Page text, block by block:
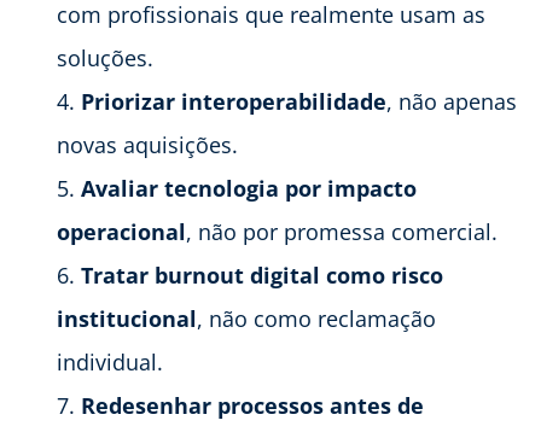
com profissionais que realmente usam as
soluções.
Priorizar interoperabilidade, não apenas
novas aquisições.
Avaliar tecnologia por impacto
operacional, não por promessa comercial.
Tratar burnout digital como risco
institucional, não como reclamação
individual.
Redesenhar processos antes de